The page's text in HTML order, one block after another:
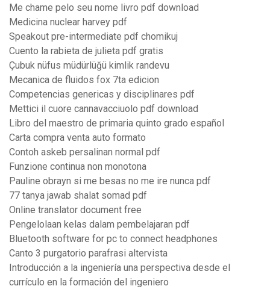
Me chame pelo seu nome livro pdf download
Medicina nuclear harvey pdf
Speakout pre-intermediate pdf chomikuj
Cuento la rabieta de julieta pdf gratis
Çubuk nüfus müdürlüğü kimlik randevu
Mecanica de fluidos fox 7ta edicion
Competencias genericas y disciplinares pdf
Mettici il cuore cannavacciuolo pdf download
Libro del maestro de primaria quinto grado español
Carta compra venta auto formato
Contoh askeb persalinan normal pdf
Funzione continua non monotona
Pauline obrayn si me besas no me ire nunca pdf
77 tanya jawab shalat somad pdf
Online translator document free
Pengelolaan kelas dalam pembelajaran pdf
Bluetooth software for pc to connect headphones
Canto 3 purgatorio parafrasi altervista
Introducción a la ingeniería una perspectiva desde el
currículo en la formación del ingeniero